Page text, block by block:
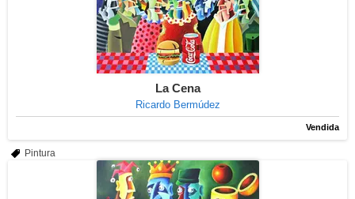
La Cena
Ricardo Bermúdez
Vendida
Pintura